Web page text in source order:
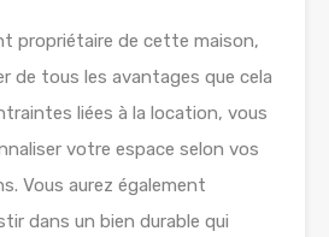
propriétaire de cette maison,
de tous les avantages que cela
liées à la location, vous
votre espace selon vos
Vous aurez également
dans un bien durable qui